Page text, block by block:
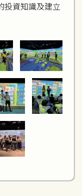
投資知識及建立